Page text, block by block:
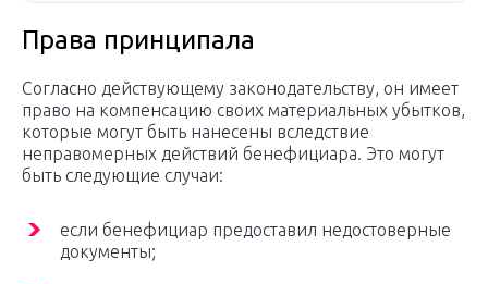
Права принципала
Согласно действующему законодательству, он имеет
право на компенсацию своих материальных убытков,
которые могут быть нанесены вследствие
неправомерных действий бенефициара. Это могут
быть следующие случаи:
если бенефициар предоставил недостоверные
документы;